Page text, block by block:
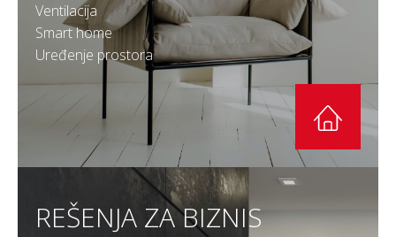
Ventilacija
Smart home
Uređenje prostora
REŠENJA ZA BIZNIS